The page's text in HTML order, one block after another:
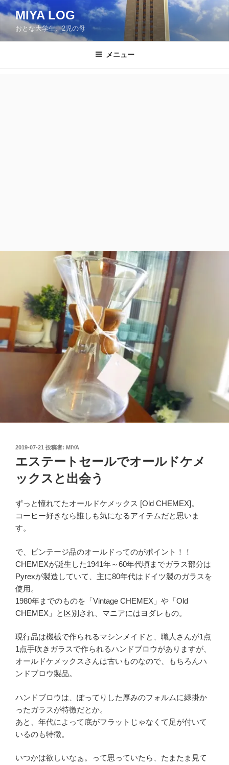
コ
ン
テ
ン
MIYA LOG
おとな大学生、2児の母
メニュー
投
日:
2019-07-21 投稿者: MIYA
エステートセールでオールドケメ
ックスと出会う
ずっと憧れてたオールドケメックス [Old CHEMEX]。
コーヒー好きなら誰しも気になるアイテムだと思いま
す。
で、ビンテージ品のオールドってのがポイント！！
CHEMEXが誕生した1941年～60年代頃までガラス部分は
Pyrexが製造していて、主に80年代はドイツ製のガラスを
使用。
1980年までのものを「Vintage CHEMEX」や「Old
CHEMEX」と区別され、マニアにはヨダレもの。
現行品は機械で作られるマシンメイドと、職人さんが1点
1点手吹きガラスで作られるハンドブロウがありますが、
オールドケメックスさんは古いものなので、もちろんハ
ンドブロウ製品。
ハンドブロウは、ぽってりした厚みのフォルムに緑掛か
ったガラスが特徴だとか。
あと、年代によって底がフラットじゃなくて足が付いて
いるのも特徴。
いつかは欲しいなぁ。って思っていたら、たまたま見て